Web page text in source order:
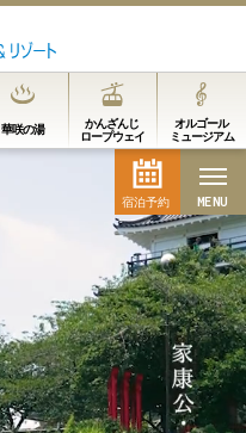
華咲の湯
かんざんじ
ロープウェイ
オルゴール
ミュージアム
宿泊予約
宿泊予約 MENU